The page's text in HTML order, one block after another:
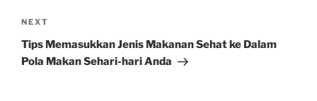
Next
Post
NEXT
Tips Memasukkan Jenis Makanan Sehat ke Dalam
Pola Makan Sehari-hari Anda